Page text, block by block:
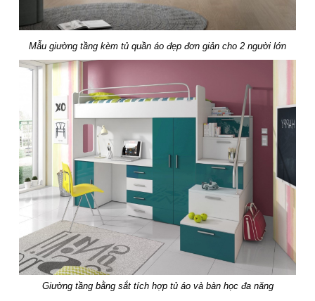
Mẫu giường tầng kèm tủ quần áo đẹp đơn giản cho 2 người lớn
Giường tầng bằng sắt tích hợp tủ áo và bàn học đa năng